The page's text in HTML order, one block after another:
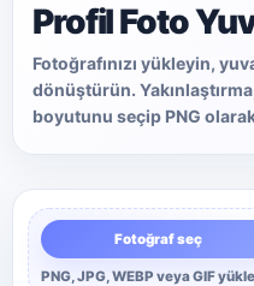
Profil Foto
Fotoğrafınızı yükleyin,
dönüştürün.
boyutunu seçip PNG
Fotoğraf seç
PNG, JPG, WEBP veya GIF